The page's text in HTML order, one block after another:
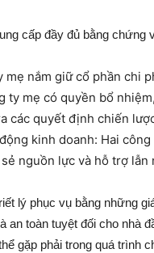
cấp đầy đủ bằng chứng
mẹ nắm giữ cổ phần chi
ty mẹ có quyền bổ
các quyết định chiến
kinh doanh: Hai
nguồn lực và hỗ trợ
lý phục vụ bằng những
an toàn tuyệt đối cho nhà
gặp phải trong quá trình